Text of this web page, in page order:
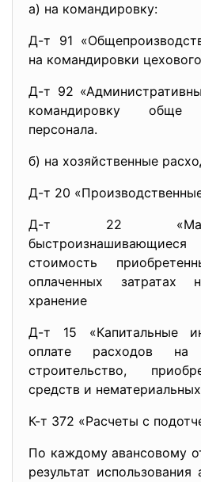
а) на командировку:
Д-т 91
на командировки
Д-т 92
командировку обще
персонала.
б) на хозяйственные
Д-т 20
Д-т 22
стоимость
оплаченных затратах
хранение
Д-т 15 «Капитальные
оплате расходов на
строительство,
средств и
К-т 372 «Расчеты с
По каждому авансовому
результат